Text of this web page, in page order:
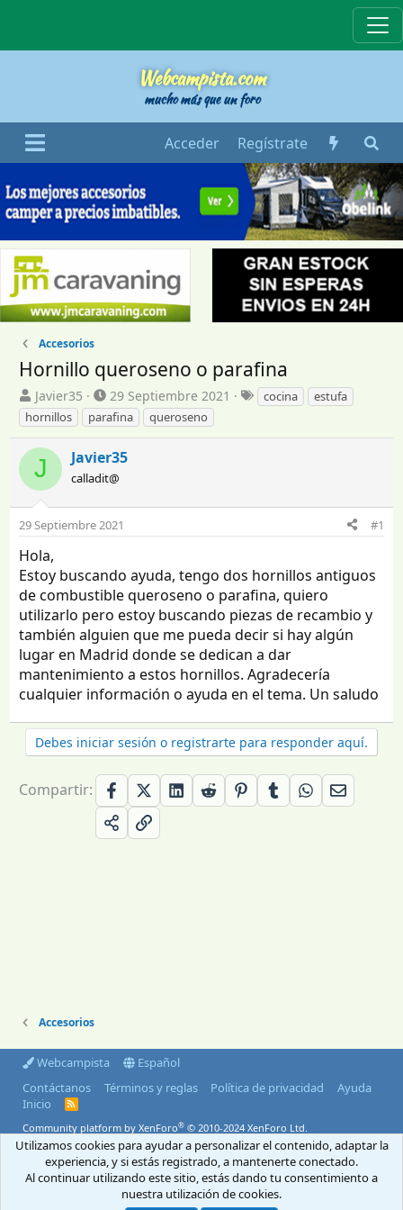
Webcampista.com
mucho más que un foro
Acceder Regístrate
Accesorios
Hornillo queroseno o parafina
I
n
i
c
a
d
r
d
e
l
t
e
m
a
Javier35
F
e
c
a
d
n
i
o
29 Septiembre 2021
E
t
cocina
estufa
hornillos
parafina queroseno
J Javier35
calladit@
29 Septiembre 2021 #1
Hola,
Estoy buscando ayuda, tengo dos hornillos antiguos
de combustible queroseno o parafina, quiero
utilizarlo pero estoy buscando piezas de recambio y
también alguien que me pueda decir si hay algún
lugar en Madrid donde se dedican a dar
mantenimiento a estos hornillos. Agradecería
cualquier información o ayuda en el tema. Un saludo
Debes iniciar sesión o registrarte para responder aquí.
Compartir:
Accesorios
Webcampista
Español
Contáctanos
Términos y reglas Política de privacidad
Ayuda
Inicio
R
S
Community platform by XenForo® © 2010-2024 XenForo Ltd.
© 2004-2026 Webcampista.com
Aviso Legal
Menú profesionales
Política de cookies
Utilizamos cookies para ayudar a personalizar el contenido, adaptar la
experiencia, y si estás registrado, a mantenerte conectado.
Al continuar utilizando este sitio, estás dando tu consentimiento a
nuestra utilización de cookies.